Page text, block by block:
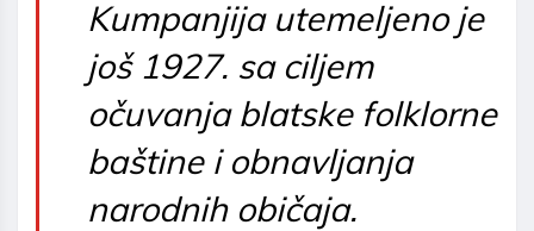
Kumpanjija utemeljeno je
još 1927. sa ciljem
očuvanja blatske folklorne
baštine i obnavljanja
narodnih običaja.